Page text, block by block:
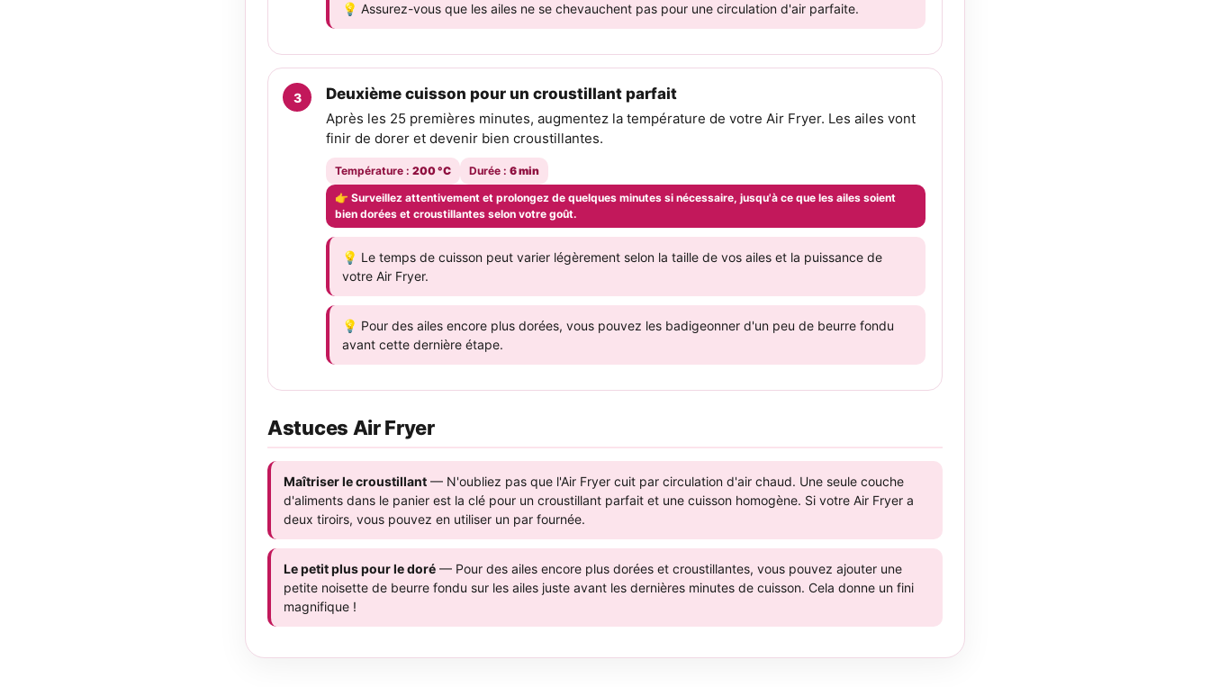
💡 Assurez-vous que les ailes ne se chevauchent pas pour une circulation d'air parfaite.
Deuxième cuisson pour un croustillant parfait
Après les 25 premières minutes, augmentez la température de votre Air Fryer. Les ailes vont
finir de dorer et devenir bien croustillantes.
Température : 200 °C Durée : 6 min
👉 Surveillez attentivement et prolongez de quelques minutes si nécessaire, jusqu'à ce que les ailes soient
bien dorées et croustillantes selon votre goût.
💡 Le temps de cuisson peut varier légèrement selon la taille de vos ailes et la puissance de
votre Air Fryer.
💡 Pour des ailes encore plus dorées, vous pouvez les badigeonner d'un peu de beurre fondu
avant cette dernière étape.
Astuces Air Fryer
Maîtriser le croustillant — N'oubliez pas que l'Air Fryer cuit par circulation d'air chaud. Une seule couche
d'aliments dans le panier est la clé pour un croustillant parfait et une cuisson homogène. Si votre Air Fryer a
deux tiroirs, vous pouvez en utiliser un par fournée.
Le petit plus pour le doré — Pour des ailes encore plus dorées et croustillantes, vous pouvez ajouter une
petite noisette de beurre fondu sur les ailes juste avant les dernières minutes de cuisson. Cela donne un fini
magnifique !